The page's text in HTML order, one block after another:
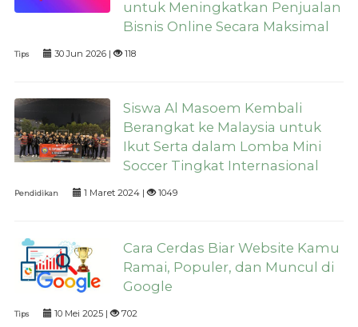
untuk Meningkatkan Penjualan
Bisnis Online Secara Maksimal
Tips 30 Jun 2026 | 118
Siswa Al Masoem Kembali
Berangkat ke Malaysia untuk
Ikut Serta dalam Lomba Mini
Soccer Tingkat Internasional
Pendidikan 1 Maret 2024 | 1049
Cara Cerdas Biar Website Kamu
Ramai, Populer, dan Muncul di
Google
Tips 10 Mei 2025 | 702